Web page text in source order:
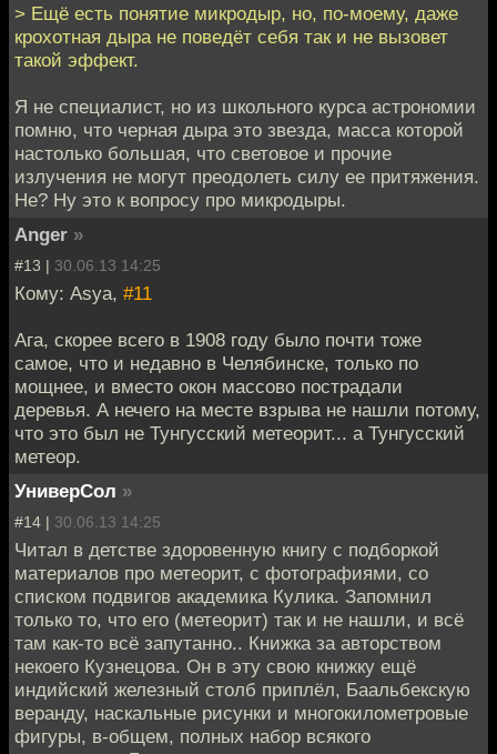
> Ещё есть понятие микродыр, но, по-моему, даже
крохотная дыра не поведёт себя так и не вызовет
такой эффект.
Я не специалист, но из школьного курса астрономии
помню, что черная дыра это звезда, масса которой
настолько большая, что световое и прочие
излучения не могут преодолеть силу ее притяжения.
Не? Ну это к вопросу про микродыры.
Anger »
#13 | 30.06.13 14:25
Кому: Asya, #11
Ага, скорее всего в 1908 году было почти тоже
самое, что и недавно в Челябинске, только по
мощнее, и вместо окон массово пострадали
деревья. А нечего на месте взрыва не нашли потому,
что это был не Тунгусский метеорит... а Тунгусский
метеор.
УниверСол »
#14 | 30.06.13 14:25
Читал в детстве здоровенную книгу с подборкой
материалов про метеорит, с фотографиями, со
списком подвигов академика Кулика. Запомнил
только то, что его (метеорит) так и не нашли, и всё
там как-то всё запутанно.. Книжка за авторством
некоего Кузнецова. Он в эту свою книжку ещё
индийский железный столб приплёл, Баальбекскую
веранду, наскальные рисунки и многокилометровые
фигуры, в-общем, полных набор всякого